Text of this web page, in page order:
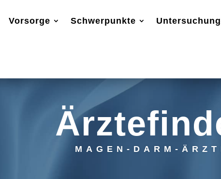
Vorsorge Schwerpunkte
MAGEN-DARM-